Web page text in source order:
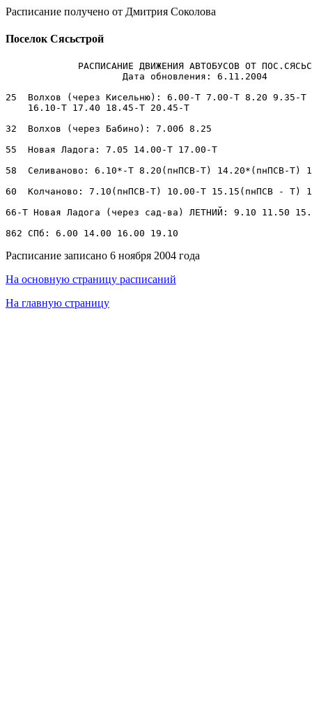
Расписание получено от Дмитрия Соколова
Поселок Сясьстрой
РАСПИСАНИЕ ДВИЖЕНИЯ АВТОБУСОВ ОТ
                     Дата обновления: 6.11.2004
25  Волхов (через Кисельню): 6.00-Т 7.00-Т 8.20 9.35-Т
    16.10-Т 17.40 18.45-Т 20.45-Т
32  Волхов (через Бабино): 7.00б 8.25
55  Новая Ладога: 7.05 14.00-Т 17.00-Т
58  Селиваново: 6.10*-Т 8.20(пнПСВ-Т) 14.20*(пнПСВ-Т)
60  Колчаново: 7.10(пнПСВ-Т) 10.00-Т 15.15(пнПСВ - Т)
66-Т Новая Ладога (через сад-ва) ЛЕТНИЙ: 9.10 11.50
Расписание записано 6 ноября 2004 года
На основную страницу расписаний
На главную страницу